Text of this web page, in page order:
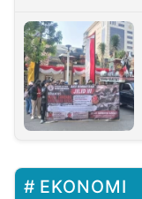
EKONOMI